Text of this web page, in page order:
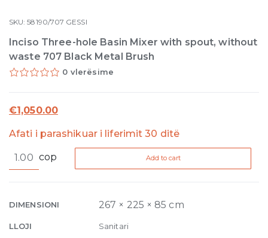
SKU:58190/707 GESSI
Inciso Three-hole Basin Mixer with spout, without
waste 707 Black Metal Brush
0 vlerësime
€1,050.00
Afati i parashikuar i liferimit 30 ditë
Three-
Mixer
spout,
cop Add to cart
DIMENSIONI 267 × 225 × 85 cm
LLOJI Sanitari